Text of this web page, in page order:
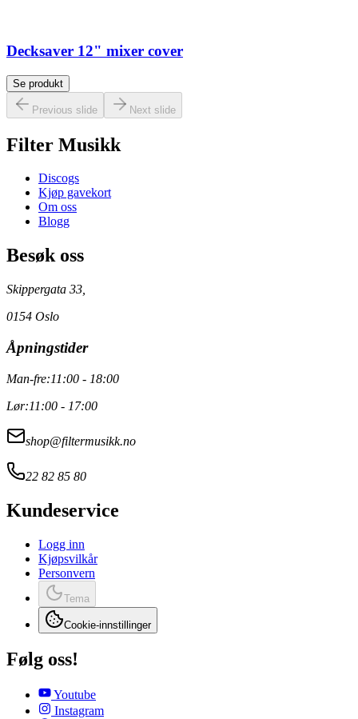
Decksaver 12" mixer cover
Se produkt
Previous slide Next slide
Filter Musikk
Discogs
Kjøp gavekort
Om oss
Blogg
Besøk oss
Skippergata 33,
0154 Oslo
Åpningstider
Man-fre:11:00 - 18:00
Lør:11:00 - 17:00
shop@filtermusikk.no
22 82 85 80
Kundeservice
Logg inn
Kjøpsvilkår
Personvern
Tema
Cookie-innstillinger
Følg oss!
Youtube
Instagram